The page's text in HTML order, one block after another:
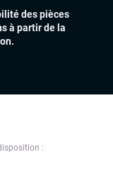
:
des pièces
à partir de la